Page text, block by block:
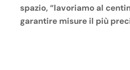
spazio, “lavoriamo al
garantire misure il più